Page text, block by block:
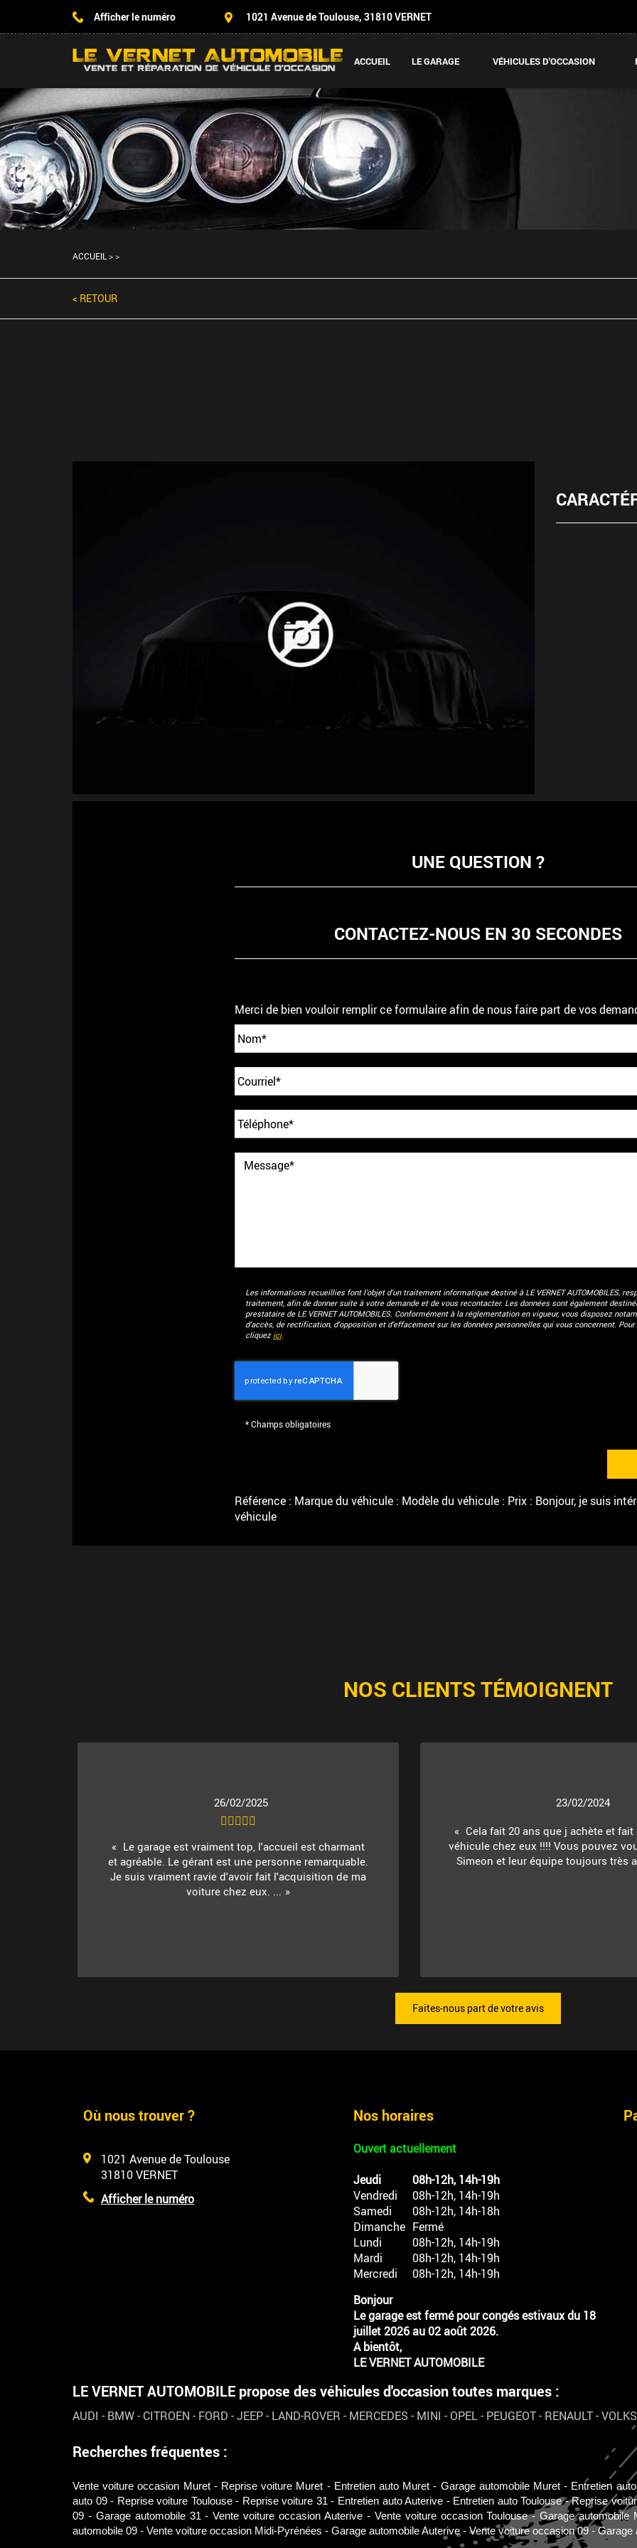
Afficher le numéro 1021 Avenue de Toulouse, 31810VERNET
ACCUEIL LE GARAGE VÉHICULES D'OCCASION
ACCUEIL >>
< RETOUR
UNE QUESTION ?
CONTACTEZ-NOUS EN 30 SECONDES
Merci de bien vouloir remplir ce formulaire afin de nous faire part de vos
Les informations recueillies font l’objet d’un traitement informatique destiné àLE VERNET AUTOMOBILES,
traitement, afin de donner suite à votre demande et de vous recontacter. Les données sont également
prestataire de LE VERNET AUTOMOBILES. Conformément à la réglementation en vigueur, vous disposez
d'accès, de rectification, d'opposition et d'effacement sur les données personnelles qui vous concernent. Pour
cliquez ici.
*Champs obligatoires
Référence : Marque du véhicule : Modèle du véhicule : Prix : Bonjour, je suis
véhicule
NOS CLIENTS TÉMOIGNENT
26/02/2025
Le garage est vraiment top, l'accueil est charmant
et agréable. Le gérant est une personne remarquable.
Je suis vraiment ravie d'avoir fait l'acquisition de ma
voiture chez eux. ...
23/02/2024
Cela fait 20 ans que j achète et
véhicule chez eux !!!! Vous pouvez
Simeon et leur équipe toujours très
Faites-nous part de votre avis
Où nous trouver ?
1021 Avenue de Toulouse
31810VERNET
Afficher le numéro
Nos horaires
Ouvert actuellement
Jeudi
08h-12h, 14h-19h
Vendredi
08h-12h, 14h-19h
Samedi
08h-12h, 14h-18h
Dimanche Fermé
Lundi
08h-12h, 14h-19h
Mardi
08h-12h, 14h-19h
Mercredi
08h-12h, 14h-19h
Bonjour
Le garage est fermé pour congés estivaux du 18
juillet 2026 au 02 août 2026.
A bientôt,
LE VERNET AUTOMOBILE
LE VERNET AUTOMOBILE propose des véhicules d'occasion toutes marques :
AUDI - BMW- CITROEN - FORD -JEEP- LAND-ROVER - MERCEDES - MINI - OPEL - PEUGEOT- RENAULT-
Recherches fréquentes :
Vente voiture occasion Muret Reprise voiture Muret Entretien auto Muret Garage automobile Muret
Entretien
auto 09
Reprise voiture Toulouse Reprise voiture 31 Entretien auto Auterive Entretien auto Toulouse
Reprise
09
Garage automobile 31 Vente voiture occasion Auterive Vente voiture occasion Toulouse
Garage automobile
automobile 09
Vente voiture occasion Midi-Pyrénées Garage automobile Auterive Vente voiture occasion 09 Garage